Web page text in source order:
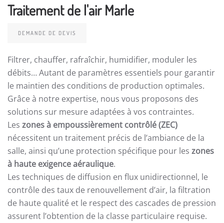
Traitement de l'air Marle
DEMANDE DE DEVIS
Filtrer, chauffer, rafraîchir, humidifier, moduler les
débits… Autant de paramètres essentiels pour garantir
le maintien des conditions de production optimales.
Grâce à notre expertise, nous vous proposons des
solutions sur mesure adaptées à vos contraintes.
Les zones à empoussièrement contrôlé (ZEC)
nécessitent un traitement précis de l’ambiance de la
salle, ainsi qu’une protection spécifique pour les zones
à haute exigence aéraulique.
Les techniques de diffusion en flux unidirectionnel, le
contrôle des taux de renouvellement d’air, la filtration
de haute qualité et le respect des cascades de pression
assurent l’obtention de la classe particulaire requise.